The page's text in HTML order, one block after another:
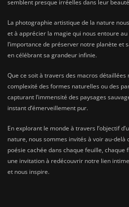
semblent presque irréelles dans leur
La photographie artistique de la nature
et à apprécier la magie qui nous entoure
l’importance de préserver notre planète et
en célébrant sa grandeur infinie.
Que ce soit à travers des macros
complexité des formes naturelles ou des
capturant l’immensité des paysages
instant d’émerveillement pur.
En explorant le monde à travers l’objectif
nature, nous sommes invités à voir au-delà
poésie cachée dans chaque feuille, chaque
une invitation à redécouvrir notre lien
et nous inspire.